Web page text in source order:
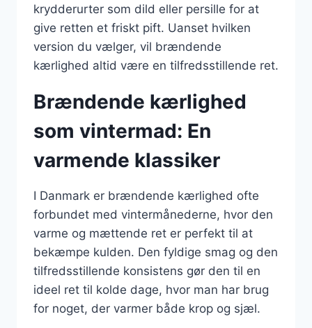
krydderurter som dild eller persille for at
give retten et friskt pift. Uanset hvilken
version du vælger, vil brændende
kærlighed altid være en tilfredsstillende ret.
Brændende kærlighed
som vintermad: En
varmende klassiker
I Danmark er brændende kærlighed ofte
forbundet med vintermånederne, hvor den
varme og mættende ret er perfekt til at
bekæmpe kulden. Den fyldige smag og den
tilfredsstillende konsistens gør den til en
ideel ret til kolde dage, hvor man har brug
for noget, der varmer både krop og sjæl.